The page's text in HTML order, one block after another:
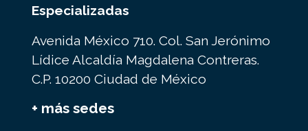
Especializadas
Avenida México 710. Col. San Jerónimo
Lídice Alcaldía Magdalena Contreras.
C.P. 10200 Ciudad de México
+ más sedes